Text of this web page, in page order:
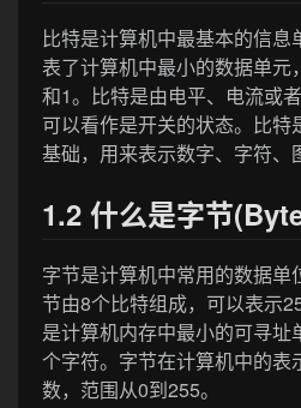
比特是计算机中最基本的信
表了计算机中最小的数据单元
和1。比特是由电平、电流或
可以看作是开关的状态。比特
基础，用来表示数字、字符、
1.2 什么是字节
字节是计算机中常用的数据
节由8个比特组成，可以表示
是计算机内存中最小的可寻
个字符。字节在计算机中的表
数，范围从0到255。